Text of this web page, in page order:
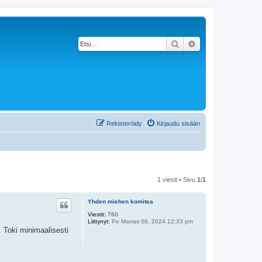
Etsi
Kirjaudu sisään
Rekisteröidy
1 viesti • Sivu 1/1
Yhden miehen komitea
Viestit: 760
Liittynyt: Pe Marras 08, 2024 12:33 pm
Toki minimaalisesti